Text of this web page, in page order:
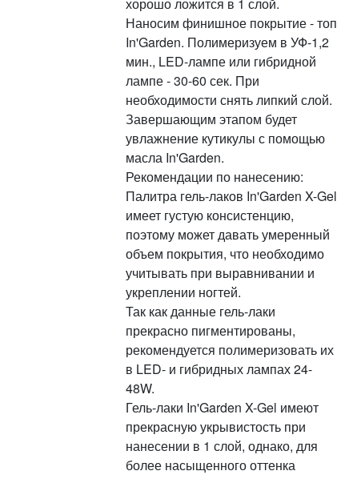
хорошо ложится в 1 слой.
Наносим финишное покрытие - топ
In'Garden. Полимеризуем в УФ-1,2
мин., LED-лампе или гибридной
лампе - 30-60 сек. При
необходимости снять липкий слой.
Завершающим этапом будет
увлажнение кутикулы с помощью
масла In'Garden.
Рекомендации по нанесению:
Палитра гель-лаков In'Garden X-Gel
имеет густую консистенцию,
поэтому может давать умеренный
объем покрытия, что необходимо
учитывать при выравнивании и
укреплении ногтей.
Так как данные гель-лаки
прекрасно пигментированы,
рекомендуется полимеризовать их
в LED- и гибридных лампах 24-
48W.
Гель-лаки In'Garden X-Gel имеют
прекрасную укрывистость при
нанесении в 1 слой, однако, для
более насыщенного оттенка